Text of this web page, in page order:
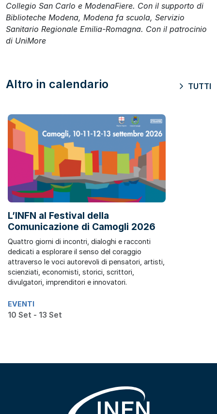
Collegio San Carlo e ModenaFiere. Con il supporto di
Biblioteche Modena, Modena fa scuola, Servizio
Sanitario Regionale Emilia-Romagna. Con il patrocinio
di UniMore
Altro in calendario TUTTI
L’INFN al Festival della
Comunicazione di Camogli 2026
Quattro giorni di incontri, dialoghi e racconti
dedicati a esplorare il senso del coraggio
attraverso le voci autorevoli di pensatori, artisti,
scienziati, economisti, storici, scrittori,
divulgatori, imprenditori e innovatori.
EVENTI
10 Set - 13 Set